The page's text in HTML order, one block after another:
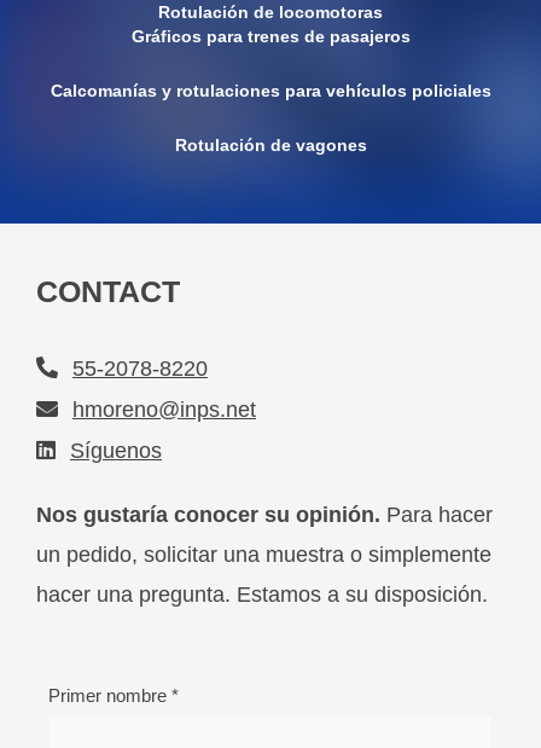
Rotulación de locomotoras
Gráficos para trenes de pasajeros
Calcomanías y rotulaciones para vehículos policiales
Rotulación de vagones
CONTACT
55-2078-8220
hmoreno@inps.net
Síguenos
Nos gustaría conocer su opinión. Para hacer
un pedido, solicitar una muestra o simplemente
hacer una pregunta. Estamos a su disposición.
Primer nombre *